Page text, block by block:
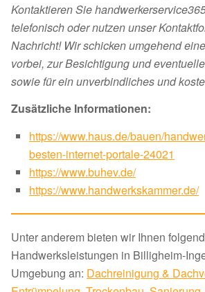
Kontaktieren Sie
telefonisch oder nutzen unser
Nachricht! Wir schicken umgehend
vorbei, zur Besichtigung und
sowie für ein unverbindliches und
Zusätzliche Informationen:
https://www.haus.de/bauen/
besten-internet-portale-24021
https://www.buhev.de/
https://www.handwerkskammer.de/
Unter anderem bieten wir Ihnen
Handwerksleistungen in Billigheim-
Umgebung an: Dachreinigung &